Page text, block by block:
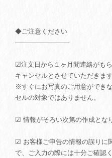
◆ご注意ください
────────────
☑注文日から１ヶ月間連絡がも
キャンセルとさせていただきます
※すぐにお写真のご用意ができ
セルの対象ではありません。
☑ 情報がそろい次第の作成とな
☑ お客様ご申告の情報の誤りに
で、ご入力の際には十分ご確認